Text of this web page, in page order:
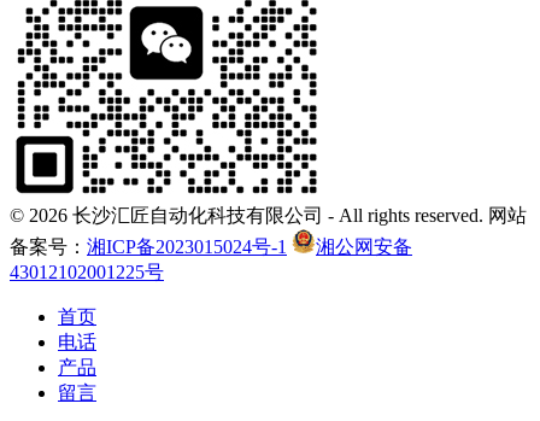
© 2026 长沙汇匠自动化科技有限公司 - All rights reserved. 网站
备案号： 湘ICP备2023015024号-1
湘公网安备
43012102001225号
首页
电话
产品
留言